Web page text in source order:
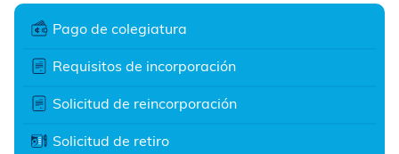
Pago de colegiatura
Requisitos de incorporación
Solicitud de reincorporación
Solicitud de retiro